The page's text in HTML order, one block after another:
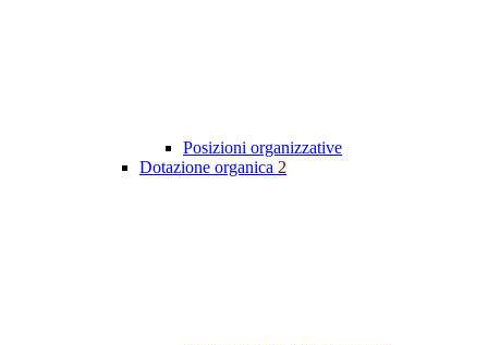
Posizioni organizzative
Dotazione organica 2